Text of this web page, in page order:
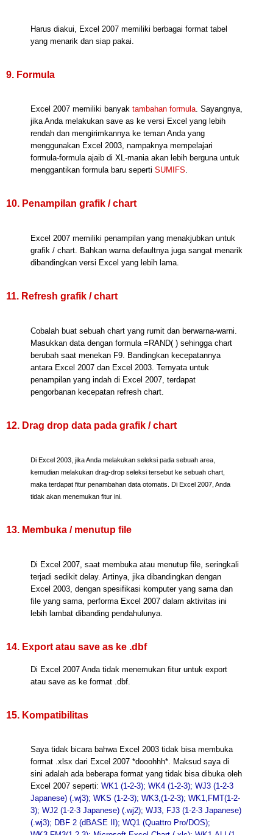
Harus diakui, Excel 2007 memiliki berbagai format tabel
yang menarik dan siap pakai.
9. Formula
Excel 2007 memiliki banyak tambahan formula. Sayangnya,
jika Anda melakukan save as ke versi Excel yang lebih
rendah dan mengirimkannya ke teman Anda yang
menggunakan Excel 2003, nampaknya mempelajari
formula-formula ajaib di XL-mania akan lebih berguna untuk
menggantikan formula baru seperti SUMIFS.
10. Penampilan grafik / chart
Excel 2007 memiliki penampilan yang menakjubkan untuk
grafik / chart. Bahkan warna defaultnya juga sangat menarik
dibandingkan versi Excel yang lebih lama.
11. Refresh grafik / chart
Cobalah buat sebuah chart yang rumit dan berwarna-warni.
Masukkan data dengan formula =RAND( ) sehingga chart
berubah saat menekan F9. Bandingkan kecepatannya
antara Excel 2007 dan Excel 2003. Ternyata untuk
penampilan yang indah di Excel 2007, terdapat
pengorbanan kecepatan refresh chart.
12. Drag drop data pada grafik / chart
Di Excel 2003, jika Anda melakukan seleksi pada sebuah area,
kemudian melakukan drag-drop seleksi tersebut ke sebuah chart,
maka terdapat fitur penambahan data otomatis. Di Excel 2007, Anda
tidak akan menemukan fitur ini.
13. Membuka / menutup file
Di Excel 2007, saat membuka atau menutup file, seringkali
terjadi sedikit delay. Artinya, jika dibandingkan dengan
Excel 2003, dengan spesifikasi komputer yang sama dan
file yang sama, performa Excel 2007 dalam aktivitas ini
lebih lambat dibanding pendahulunya.
14. Export atau save as ke .dbf
Di Excel 2007 Anda tidak menemukan fitur untuk export
atau save as ke format .dbf.
15. Kompatibilitas
Saya tidak bicara bahwa Excel 2003 tidak bisa membuka
format .xlsx dari Excel 2007 *dooohhh*. Maksud saya di
sini adalah ada beberapa format yang tidak bisa dibuka oleh
Excel 2007 seperti: WK1 (1-2-3); WK4 (1-2-3); WJ3 (1-2-3
Japanese) (.wj3); WKS (1-2-3); WK3,(1-2-3); WK1,FMT(1-2-
3); WJ2 (1-2-3 Japanese) (.wj2); WJ3, FJ3 (1-2-3 Japanese)
(.wj3); DBF 2 (dBASE II); WQ1 (Quattro Pro/DOS);